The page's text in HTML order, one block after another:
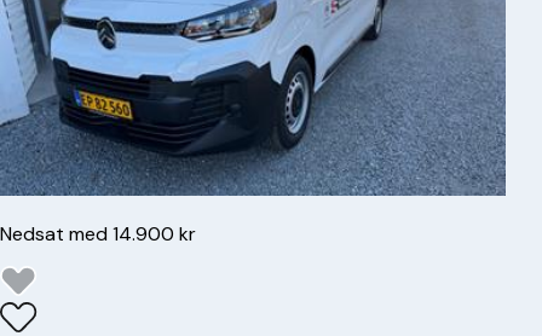
Nedsat med 14.900 kr